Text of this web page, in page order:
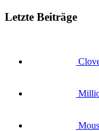
Letzte Beiträge